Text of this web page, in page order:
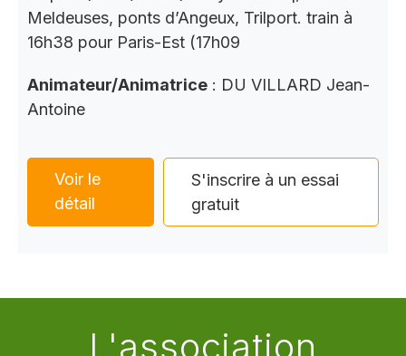
Meldeuses, ponts d’Angeux, Trilport. train à
16h38 pour Paris-Est (17h09
Animateur/Animatrice : DU VILLARD Jean-
Antoine
Voir le
détail
S'inscrire à un essai
gratuit
L'association